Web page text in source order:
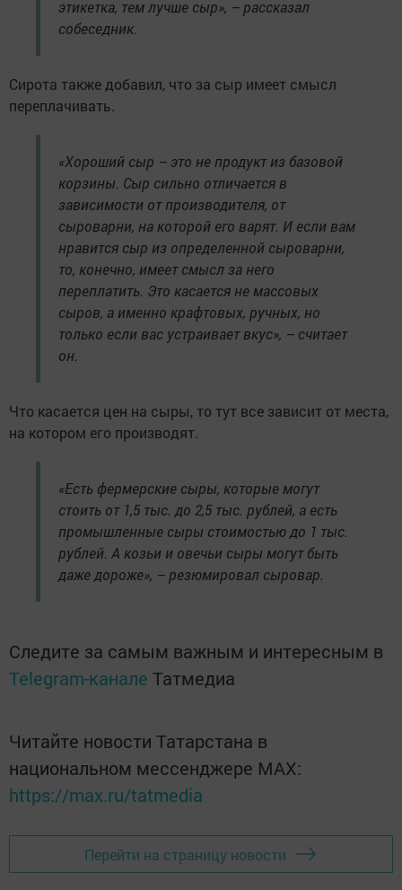
этикетка, тем лучше сыр», – рассказал
собеседник.
Сирота также добавил, что за сыр имеет смысл
переплачивать.
«Хороший сыр – это не продукт из базовой
корзины. Сыр сильно отличается в
зависимости от производителя, от
сыроварни, на которой его варят. И если вам
нравится сыр из определенной сыроварни,
то, конечно, имеет смысл за него
переплатить. Это касается не массовых
сыров, а именно крафтовых, ручных, но
только если вас устраивает вкус», – считает
он.
Что касается цен на сыры, то тут все зависит от места,
на котором его производят.
«Есть фермерские сыры, которые могут
стоить от 1,5 тыс. до 2,5 тыс. рублей, а есть
промышленные сыры стоимостью до 1 тыс.
рублей. А козьи и овечьи сыры могут быть
даже дороже», – резюмировал сыровар.
Следите за самым важным и интересным в
Telegram-канале Татмедиа
Читайте новости Татарстана в
национальном мессенджере MАХ:
https://max.ru/tatmedia
Перейти на страницу новости